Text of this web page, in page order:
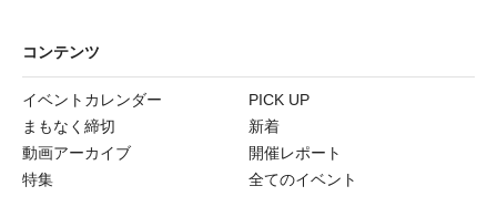
コンテンツ
イベントカレンダー
PICK UP
まもなく締切
新着
動画アーカイブ
開催レポート
特集
全てのイベント